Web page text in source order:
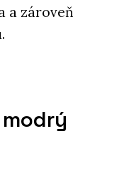
a zároveň